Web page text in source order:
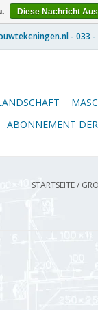
ABONNEMENT
STARTSEITE/
Diese Nachricht